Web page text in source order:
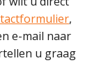
,
e-mail naar
u graag